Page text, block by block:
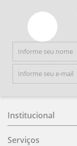
Institucional
Serviços